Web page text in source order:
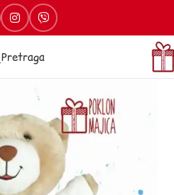
Pretraga